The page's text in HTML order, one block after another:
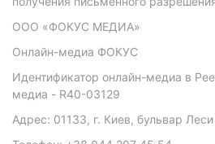
ООО «ФОКУС МЕДИА»
Онлайн-медиа ФОКУС
Идентификатор онлайн-медиа в
медиа - R40-03129
Адрес: 01133, г. Киев, бульвар